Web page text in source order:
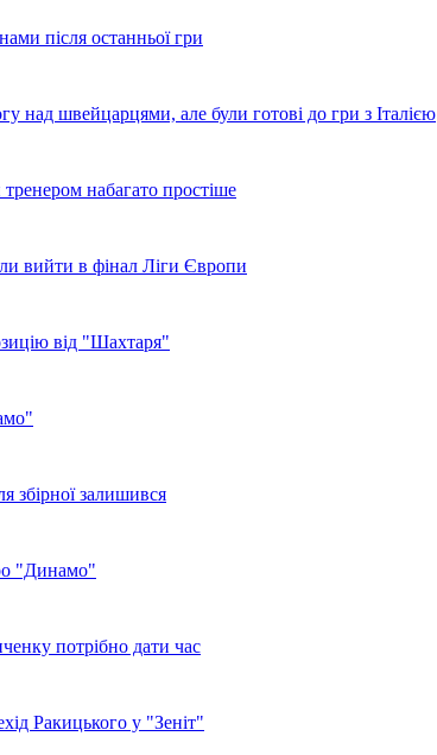
після останньої гри
над швейцарцями, але були готові до гри з Італією
набагато простіше
вийти в фінал Ліги Європи
від "Шахтаря"
збірної залишився
"Динамо"
потрібно дати час
Ракицького у "Зеніт"